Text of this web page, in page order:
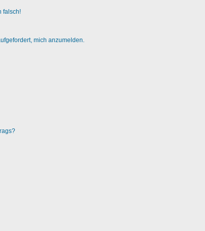
falsch!
mich anzumelden.